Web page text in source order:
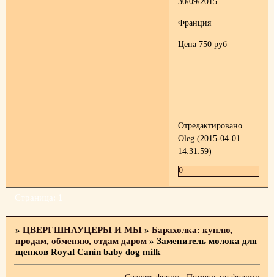
Франция
Цена 750 руб
Отредактировано
Oleg (2015-04-01
14:31:59)
0
Страница: 1
»ЦВЕРГШНАУЦЕРЫ И МЫ »Барахолка: куплю,
продам, обменяю, отдам даром »Заменитель молока для
щенков Royal Canin baby dog milk